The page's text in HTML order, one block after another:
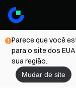
Parece que você
para o site dos
sua região.
Mudar de site